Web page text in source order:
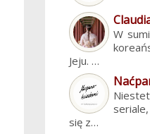
W
Jeju. …
się z…